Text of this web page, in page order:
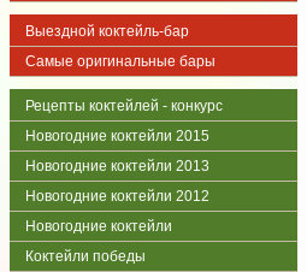
Выездной коктейль-бар
Самые оригинальные бары
Рецепты коктейлей - конкурс
Новогодние коктейли 2015
Новогодние коктейли 2013
Новогодние коктейли 2012
Новогодние коктейли
Коктейли победы